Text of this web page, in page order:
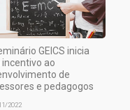
GEICS inicia
incentivo ao
de
e pedagogos
2022